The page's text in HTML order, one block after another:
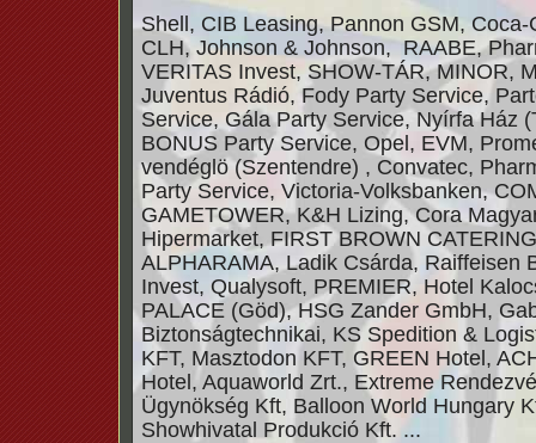
Shell, CIB Leasing, Pannon GSM, Coca-
CLH, Johnson & Johnson, RAABE,
VERITAS Invest, SHOW-TÁR, MINOR,
Juventus Rádió, Fody Party Service,
Service, Gála Party Service, Nyírfa Ház
BONUS Party Service, Opel, EVM,
vendéglö (Szentendre) , Convatec,
Party Service, Victoria-Volksbanken,
GAMETOWER, K&H Lizing, Cora
Hipermarket, FIRST BROWN
ALPHARAMA, Ladik Csárda, Raiffeisen
Invest, Qualysoft, PREMIER, Hotel
PALACE (Göd), HSG Zander GmbH,
Biztonságtechnikai, KS Spedition &
KFT, Masztodon KFT, GREEN Hotel,
Hotel, Aquaworld Zrt., Extreme
Ügynökség Kft, Balloon World Hungary
Showhivatal Produkció Kft. ...